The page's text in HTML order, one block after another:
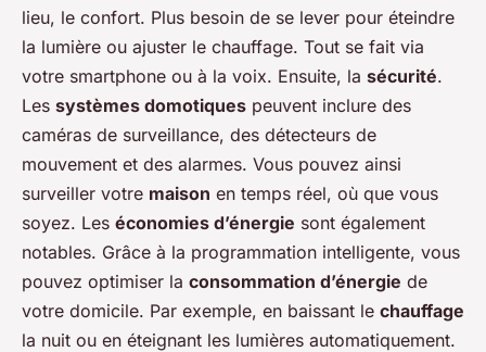
lieu, le confort. Plus besoin de se lever pour éteindre
la lumière ou ajuster le chauffage. Tout se fait via
votre smartphone ou à la voix. Ensuite, la sécurité.
Les systèmes domotiques peuvent inclure des
caméras de surveillance, des détecteurs de
mouvement et des alarmes. Vous pouvez ainsi
surveiller votre maison en temps réel, où que vous
soyez. Les économies d’énergie sont également
notables. Grâce à la programmation intelligente, vous
pouvez optimiser la consommation d’énergie de
votre domicile. Par exemple, en baissant le chauffage
la nuit ou en éteignant les lumières automatiquement.